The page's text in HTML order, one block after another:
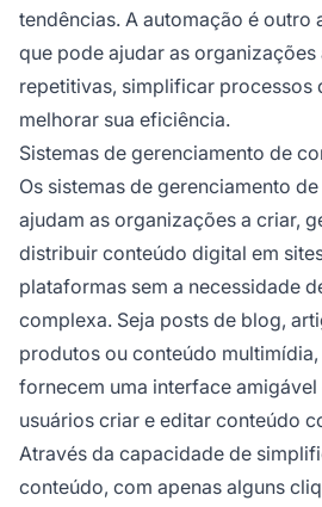
tendências. A automação é outro
que pode ajudar as
repetitivas, simplificar processos
melhorar sua eficiência.
Sistemas de gerenciamento de
Os sistemas de gerenciamento
ajudam as organizações a criar,
distribuir conteúdo digital em
plataformas sem a necessidade
complexa. Seja posts de blog,
produtos ou conteúdo
fornecem uma interface
usuários criar e editar conteúdo
Através da capacidade de
conteúdo, com apenas alguns